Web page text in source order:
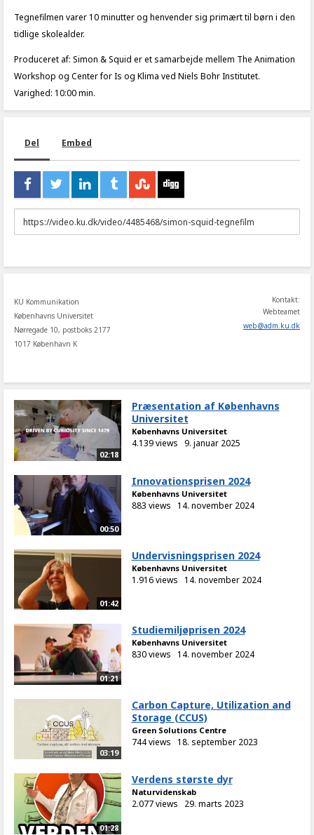
Tegnefilmen varer 10 minutter og henvender sig primært til børn i den
tidlige skolealder.
Produceret af: Simon & Squid er et samarbejde mellem The Animation
Workshop og Center for Is og Klima ved Niels Bohr Institutet.
Varighed: 10:00 min.
Del Embed
URL
to
KU Kommunikation
Københavns Universitet
Nørregade 10, postboks 2177
1017 København K
Kontakt:
Webteamet
web@adm.ku.dk
02:18
Præsentation af Københavns
Universitet
Københavns Universitet
4.139 views 9. januar 2025
00:50
Innovationsprisen 2024
Københavns Universitet
883 views 14. november 2024
01:42
Undervisningsprisen 2024
Københavns Universitet
1.916 views 14. november 2024
01:21
Studiemiljøprisen 2024
Københavns Universitet
830 views 14. november 2024
03:19
Carbon Capture, Utilization and
Storage (CCUS)
Green Solutions Centre
744 views 18. september 2023
01:28
Verdens største dyr
Naturvidenskab
2.077 views 29. marts 2023